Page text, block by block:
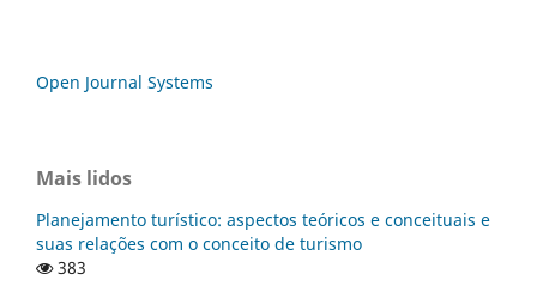
Open Journal Systems
Mais lidos
Planejamento turístico: aspectos teóricos e conceituais e
suas relações com o conceito de turismo
383